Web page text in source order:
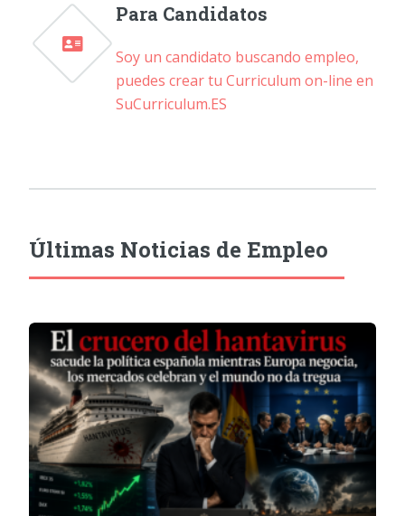
Para Candidatos
Soy un candidato buscando empleo,
puedes crear tu Curriculum on-line en
SuCurriculum.ES
Últimas Noticias de Empleo